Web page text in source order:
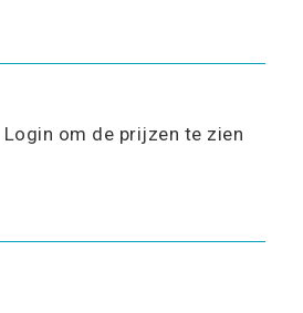
Login om de prijzen te zien